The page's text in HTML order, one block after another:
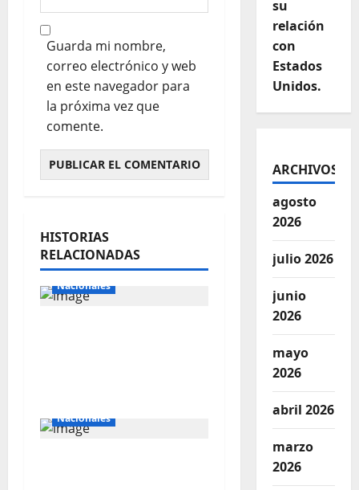
Guarda mi nombre,
correo electrónico y web
en este navegador para
la próxima vez que
comente.
HISTORIAS
RELACIONADAS
Internacionales
Nacionales
Nacionales
su
relación
con
Estados
Unidos.
ARCHIVOS
agosto
2026
julio 2026
junio
2026
mayo
2026
abril 2026
marzo
2026